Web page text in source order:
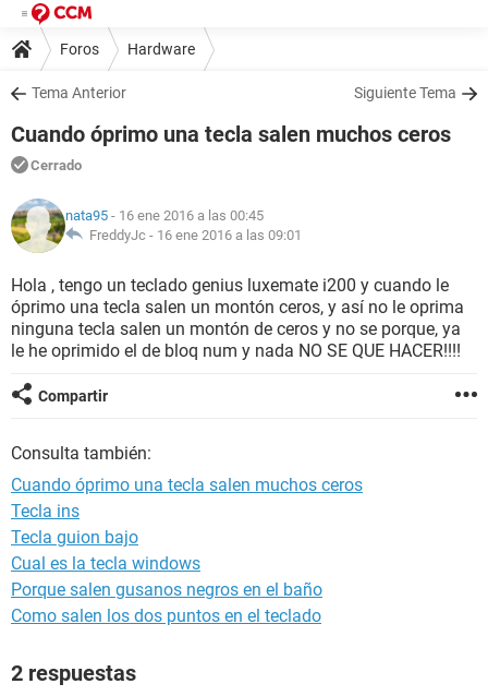
Foros Hardware
Tema Anterior Siguiente Tema
Cuando óprimo una tecla salen muchos ceros
Cerrado
nata95 - 16 ene 2016 a las 00:45
FreddyJc - 16 ene 2016 a las 09:01
Hola , tengo un teclado genius luxemate i200 y cuando le
óprimo una tecla salen un montón ceros, y así no le oprima
ninguna tecla salen un montón de ceros y no se porque, ya
le he oprimido el de bloq num y nada NO SE QUE HACER!!!!
Compartir
Consulta también:
Cuando óprimo una tecla salen muchos ceros
Tecla ins
Tecla guion bajo
Cual es la tecla windows
Porque salen gusanos negros en el baño
Como salen los dos puntos en el teclado
2 respuestas